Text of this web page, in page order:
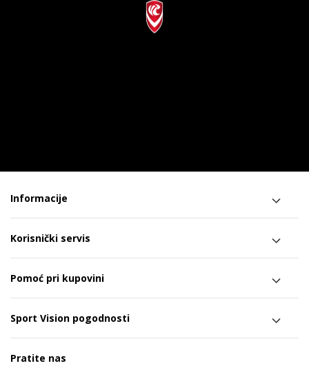
Informacije
Korisnički servis
Pomoć pri kupovini
Sport Vision pogodnosti
Pratite nas